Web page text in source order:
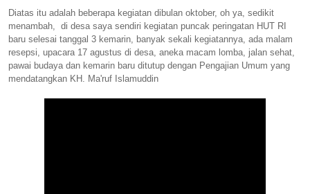
Diatas itu adalah beberapa kegiatan dibulan oktober, oh ya, sedikit
menambah, di desa saya sendiri kegiatan puncak peringatan HUT RI
baru selesai tanggal 3 kemarin, banyak sekali kegiatannya, ada malam
resepsi, upacara 17 agustus di desa, aneka macam lomba, jalan sehat,
pawai budaya dan kemarin baru ditutup dengan Pengajian Umum yang
mendatangkan KH. Ma'ruf Islamuddin